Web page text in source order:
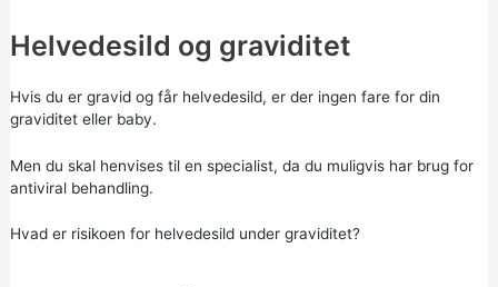
Helvedesild og graviditet
Hvis du er gravid og får helvedesild, er der ingen fare for din
graviditet eller baby.
Men du skal henvises til en specialist, da du muligvis har brug for
antiviral behandling.
Hvad er risikoen for helvedesild under graviditet?